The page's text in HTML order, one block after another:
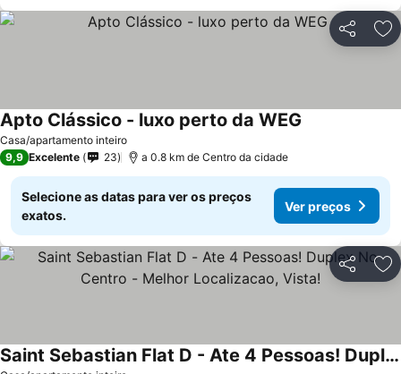
Partilhar
Casa/apartamento inteiro
Apto Clássico - luxo perto da WEG
9,9 Excelente 23 a 0.8 km de Centro da cidade
Selecione as datas para ver os preços
exatos.
Ver preços
Partilhar
Saint Sebastian Flat D - Ate 4 Pessoas! Duplex No Centro - Melhor Localizacao, Vista!